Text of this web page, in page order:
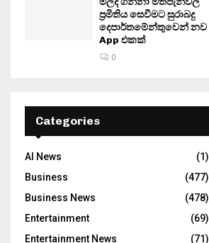
ප්‍රමිතිය සෙවීමට සුරාබදු
දෙපාර්තමේන්තුවෙන් නව
App එකක්
0
Categories
AI News
(1)
Business
(477)
Business News
(478)
Entertainment
(69)
Entertainment News
(71)